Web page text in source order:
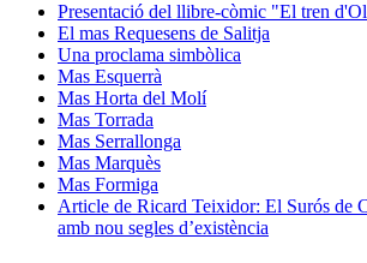
Presentació del llibre-còmic "El tren
El mas Requesens de Salitja
Una proclama simbòlica
Mas Esquerrà
Mas Horta del Molí
Mas Torrada
Mas Serrallonga
Mas Marquès
Mas Formiga
Article de Ricard Teixidor: El Surós de
amb nou segles d’existència